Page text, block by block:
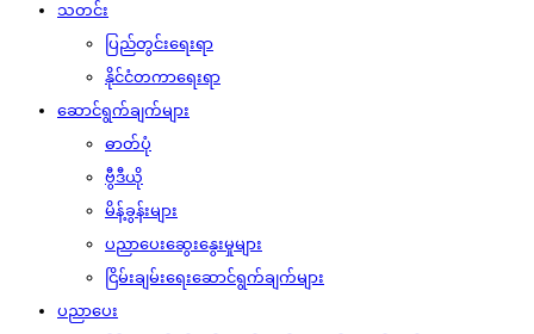
သတင်း
ပြည်တွင်းရေးရာ
နိုင်ငံတကာရေးရာ
ဆောင်ရွက်ချက်များ
ဓာတ်ပုံ
ဗွီဒီယို
မိန့်ခွန်းများ
ပညာပေးဆွေးနွေးမှုများ
ငြိမ်းချမ်းရေးဆောင်ရွက်ချက်များ
ပညာပေး